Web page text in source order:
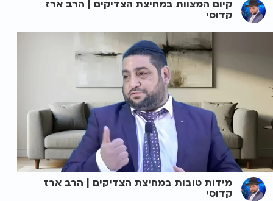
קיום המצוות במחיצת הצדיקים | הרב ארז
קדוסי
מידות טובות במחיצת הצדיקים | הרב ארז
קדוסי